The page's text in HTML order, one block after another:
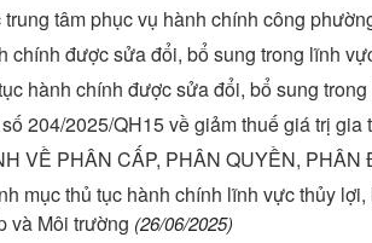
tâm phục vụ hành chính công
chính được sửa đổi, bổ sung trong lĩnh
hành chính được sửa đổi, bổ sung
204/2025/QH15 về giảm thuế giá trị gia
VỀ PHÂN CẤP, PHÂN QUYỀN, PHÂN
mục thủ tục hành chính lĩnh vực thủy
và Môi trường (26/06/2025)